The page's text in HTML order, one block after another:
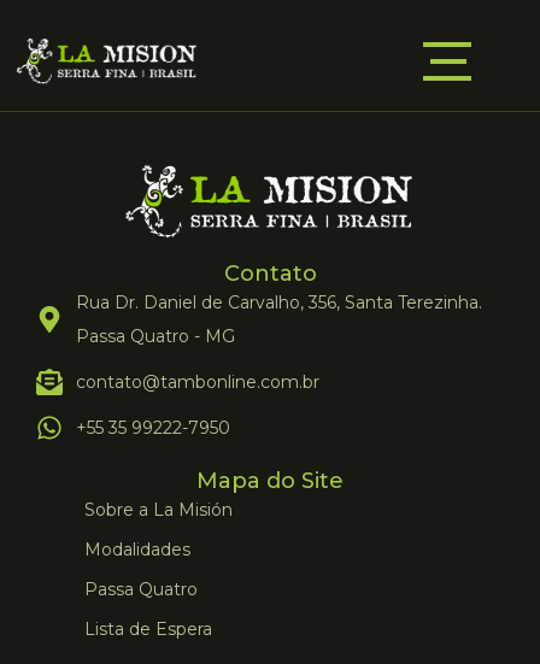
Contato
Rua Dr. Daniel de Carvalho, 356, Santa Terezinha.
Passa Quatro - MG
contato@tambonline.com.br
+55 35 99222-7950
Mapa do Site
Sobre a La Misión
Modalidades
Passa Quatro
Lista de Espera